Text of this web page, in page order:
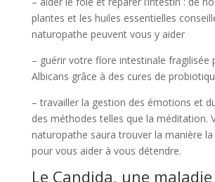
plantes et les huiles essentielles
naturopathe peuvent vous y aider
– guérir votre flore intestinale fragilisée
Albicans grâce à des cures de
– travailler la gestion des émotions et
des méthodes telles que la méditation.
naturopathe saura trouver la manière
pour vous aider à vous détendre.
Le Candida, une